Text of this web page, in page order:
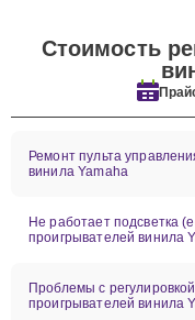
Стоимость
Ремонт пульта
винила Yamaha
Не работает подсветка
проигрывателей винила
Проблемы с
проигрывателей винила